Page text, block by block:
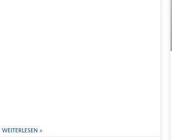
WEITERLESEN »